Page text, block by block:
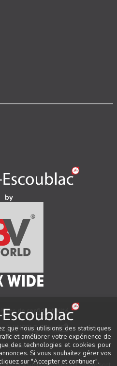
by
de confidentialité
3V.WORLD&New3S ®
New3S®
réservés.
et visuels présents sur ce site sont
que nous utilisions des statistiques
et améliorer votre expérience de
des technologies et cookies pour
Si vous souhaitez gérer vos
sur "Accepter et continuer".